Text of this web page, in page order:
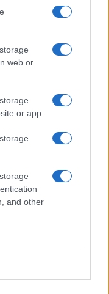
web or
or app.
and other
Investimenti
Online
tue foto
+39
reale?